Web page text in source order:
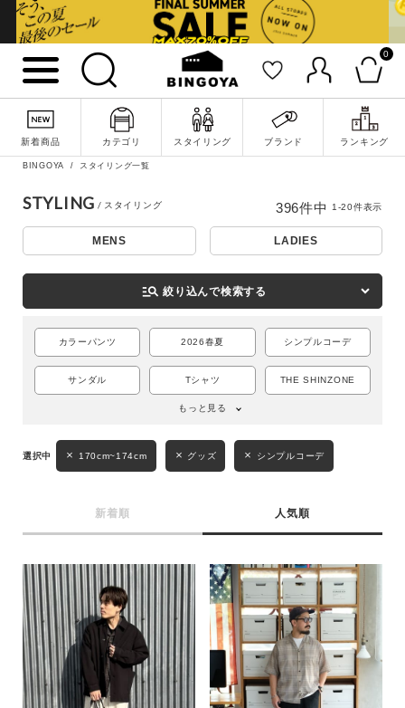
0
新着商品 カテゴリ スタイリング ブランド ランキング
詳細検索
BINGOYA スタイリング一覧
STYLING
MENS LADIES
manage_search 絞り込んで検索する
カラーパンツ 2026春夏 シンプルコーデ
サンダル Tシャツ THE SHINZONE
もっと見る
170cm~174cm グッズ シンプルコーデ
新着順 人気順
396件中 1-20件表示